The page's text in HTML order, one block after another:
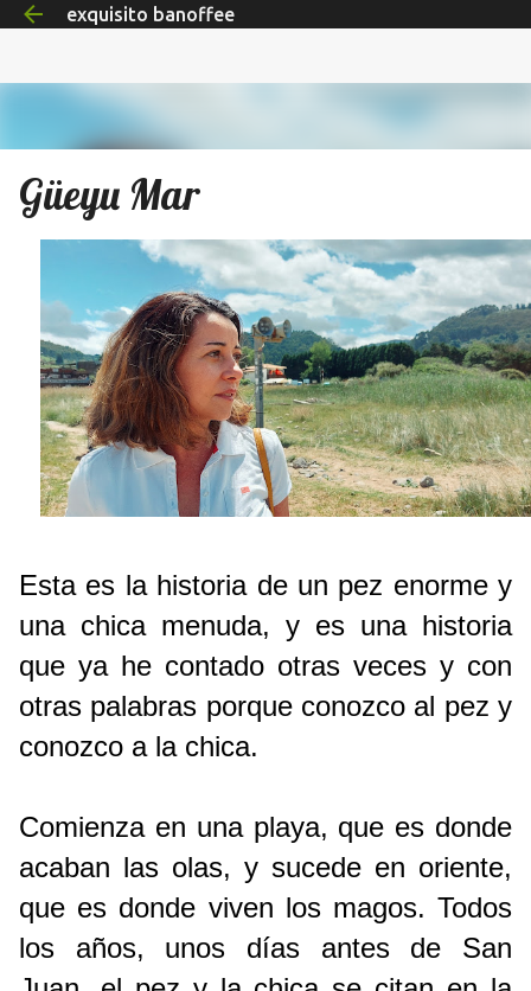
Ir al contenido principal
exquisito banoffee
Güeyu Mar
Esta es la historia de un pez enorme y
una chica menuda, y es una historia
que ya he contado otras veces y con
otras palabras porque conozco al pez y
conozco a la chica.
Comienza en una playa, que es donde
acaban las olas, y sucede en oriente,
que es donde viven los magos. Todos
los años, unos días antes de San